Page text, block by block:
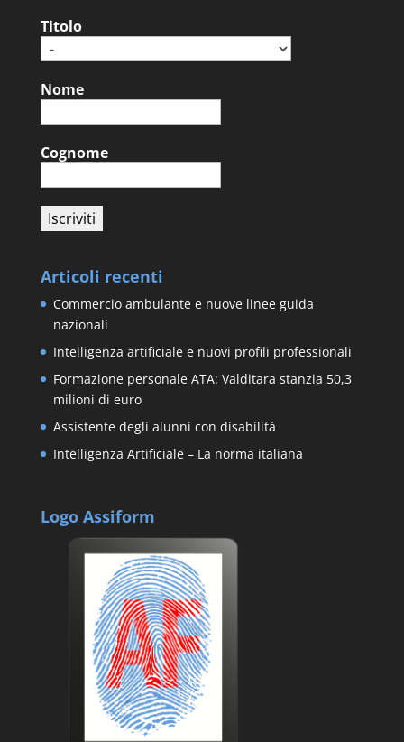
Titolo
Nome
Cognome
Articoli recenti
Commercio ambulante e nuove linee guida
nazionali
Intelligenza artificiale e nuovi profili professionali
Formazione personale ATA: Valditara stanzia 50,3
milioni di euro
Assistente degli alunni con disabilità
Intelligenza Artificiale – La norma italiana
Logo Assiform